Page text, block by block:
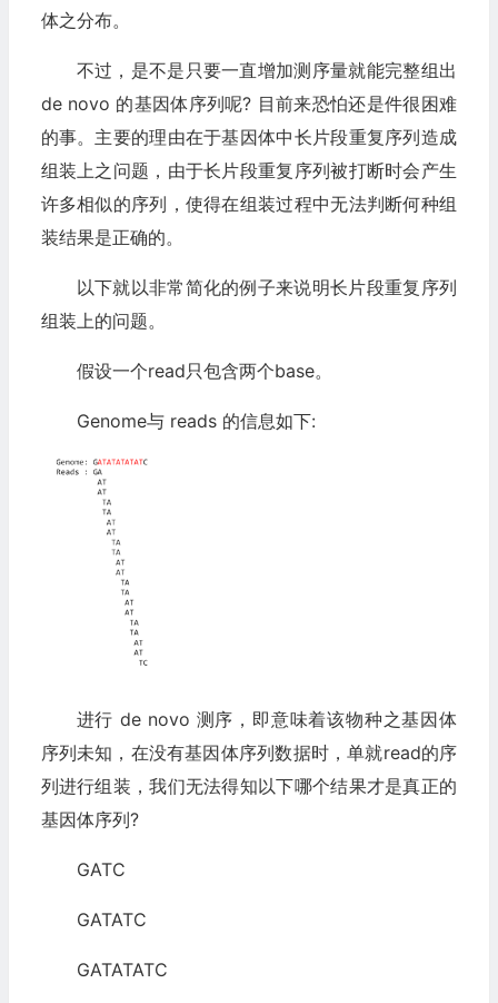
体之分布。
不过，是不是只要一直增加测序量就能完整组出
de novo 的基因体序列呢? 目前来恐怕还是件很困难
的事。主要的理由在于基因体中长片段重复序列造成
组装上之问题，由于长片段重复序列被打断时会产生
许多相似的序列，使得在组装过程中无法判断何种组
装结果是正确的。
以下就以非常简化的例子来说明长片段重复序列
组装上的问题。
假设一个read只包含两个base。
Genome与 reads 的信息如下:
进行 de novo 测序，即意味着该物种之基因体
序列未知，在没有基因体序列数据时，单就read的序
列进行组装，我们无法得知以下哪个结果才是真正的
基因体序列?
GATC
GATATC
GATATATC